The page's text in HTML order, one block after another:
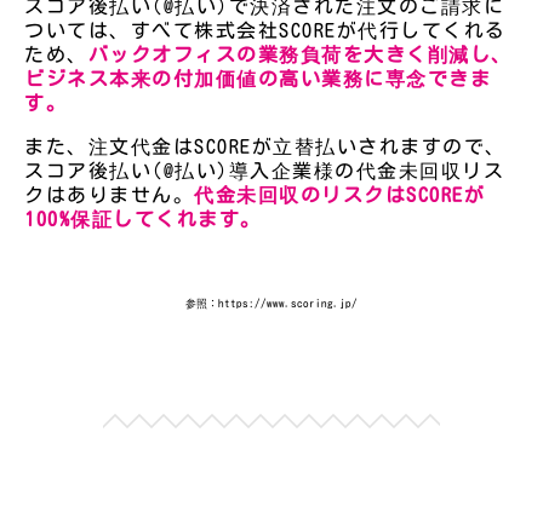
スコア後払い(@払い)で決済された注文のご請求に
ついては、すべて株式会社SCOREが代行してくれる
ため、 バックオフィスの業務負荷を大きく削減し、
ビジネス本来の付加価値の高い業務に専念できま
す。
また、注文代金はSCOREが立替払いされますので、
スコア後払い(@払い)導入企業様の代金未回収リス
クはありません。代金未回収のリスクはSCOREが
100%保証してくれます。
参照：https://www.scoring.jp/